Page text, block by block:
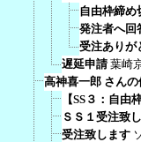
自由枠締め
発注者へ回
受注ありが
遅延申請 葉崎
高神喜一郎 さん
【SS３：自由枠
ＳＳ１受注致
受注致します